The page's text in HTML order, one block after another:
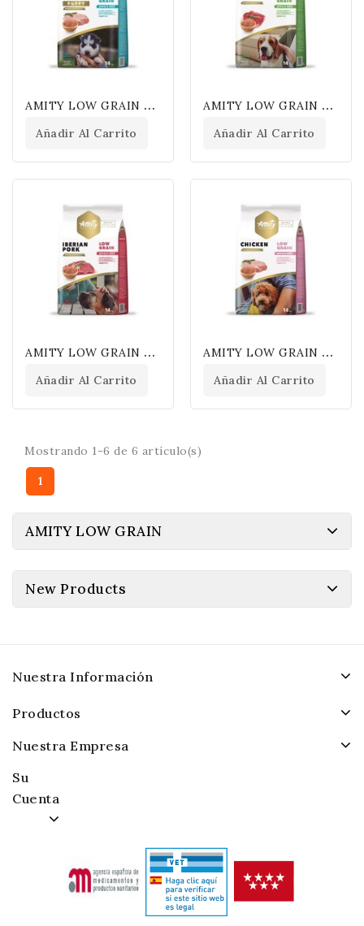
A
MITY LOW GRAIN PUPPY CHICKEN
Añadir Al Carrito
A
MITY LOW GRAIN ADULT LAMB
Añadir Al Carrito
A
MITY LOW GRAIN ADULT IBERIAN PORK
Añadir Al Carrito
A
MITY LOW GRAIN ADULT CHICKEN
Añadir Al Carrito
Mostrando 1-6 de 6 artículo(s)
1
AMITY LOW GRAIN
New Products
Nuestra Información
Productos
Nuestra Empresa
Su
Cuenta